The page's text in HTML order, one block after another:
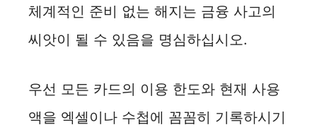
체계적인 준비 없는 해지는 금융 사고의
씨앗이 될 수 있음을 명심하십시오.
우선 모든 카드의 이용 한도와 현재 사용
액을 엑셀이나 수첩에 꼼꼼히 기록하시기